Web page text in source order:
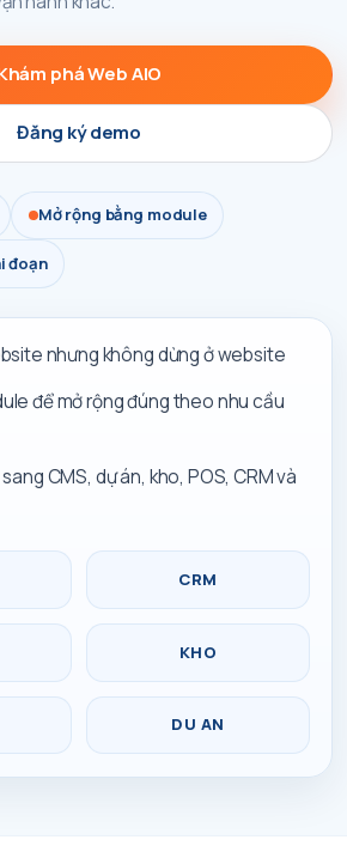
phá Web AIO
Đăng ký demo
Mở rộng bằng module
đoạn
nhưng không dừng ở website
để mở rộng đúng theo nhu cầu
CMS, dự án, kho, POS, CRM và
CRM
KHO
DU AN